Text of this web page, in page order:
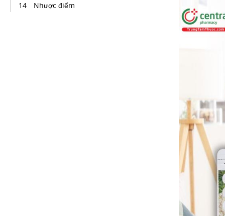
Nhược điểm